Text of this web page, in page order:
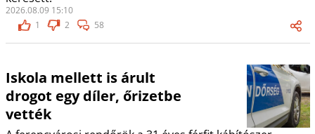
2026.08.09 15:10
1
2 58
Iskola mellett is árult
drogot egy díler, őrizetbe
vették